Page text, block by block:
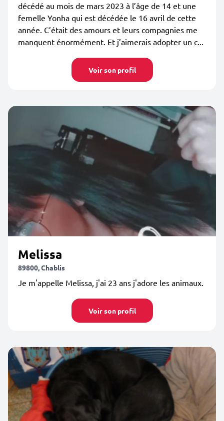
décédé au mois de mars 2023 à l’âge de 14 et une
femelle Yonha qui est décédée le 16 avril de cette
année. C’était des amours et leurs compagnies me
manquent énormément. Et j’aimerais adopter un c...
Voir son profil
Melissa
89800, Chablis
Je m'appelle Melissa, j'ai 23 ans j'adore les animaux.
Voir son profil